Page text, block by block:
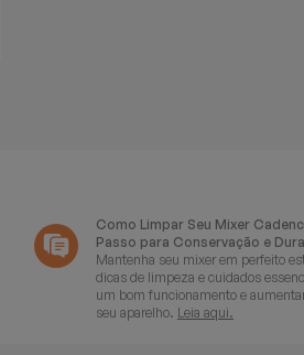
Como Limpar Seu Mixer
Passo para Conservação e
Mantenha seu mixer em perfeito
dicas de limpeza e cuidados
um bom funcionamento e
seu aparelho. Leia aqui.